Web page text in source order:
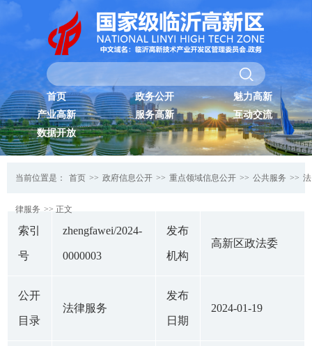
首页 政务公开
魅力高新
产业高新
服务高新
互动交流
数据开放
当前位置是： 首页 >> 政府信息公开 >> 重点领域信息公开 >> 公共服务 >> 法
律服务 >> 正文
索引
号
zhengfawei/2024-
0000003
发布
机构
高新区政法委
公开
目录
法律服务
发布
日期
2024-01-19